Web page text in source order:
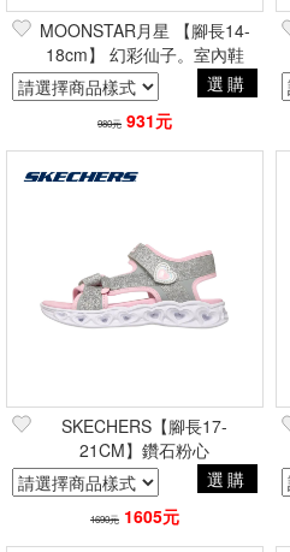
MOONSTAR月星 【腳長14-
18cm】 幻彩仙子。室內鞋
選購
980元 931元
SKECHERS【腳長17-
21CM】鑽石粉心
選購
1690元 1605元